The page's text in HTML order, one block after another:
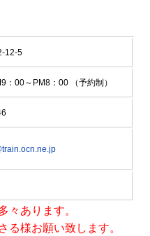
12-5
00～PM8：00 （予約制）
々あります。
る様お願い致します。